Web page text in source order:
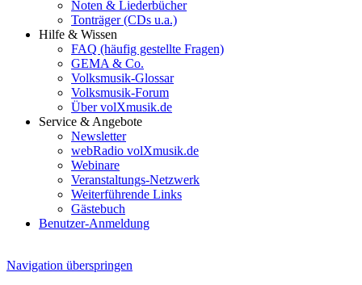
Noten & Liederbücher
Tonträger (CDs u.a.)
Hilfe & Wissen
FAQ (häufig gestellte Fragen)
GEMA & Co.
Volksmusik-Glossar
Volksmusik-Forum
Über volXmusik.de
Service & Angebote
Newsletter
webRadio volXmusik.de
Webinare
Veranstaltungs-Netzwerk
Weiterführende Links
Gästebuch
Benutzer-Anmeldung
Navigation überspringen